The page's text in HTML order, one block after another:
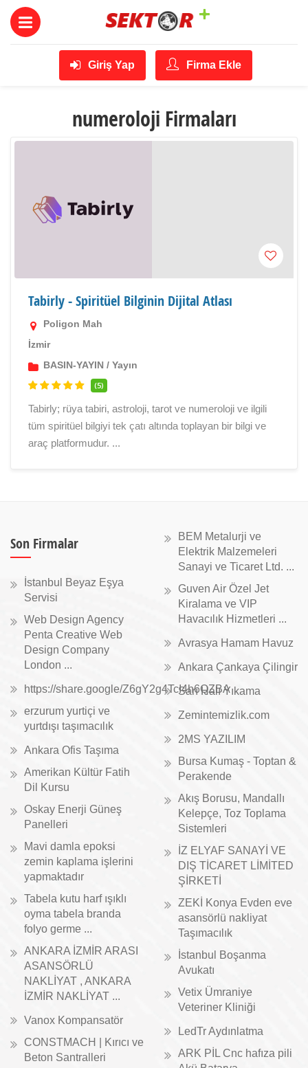
Giriş Yap Firma Ekle
numeroloji Firmaları
Tabirly - Spiritüel Bilginin Dijital Atlası
Poligon Mah
İzmir
BASIN-YAYIN / Yayın
(5)
Tabirly; rüya tabiri, astroloji, tarot ve numeroloji ve ilgili
tüm spiritüel bilgiyi tek çatı altında toplayan bir bilgi ve
araç platformudur. ...
Son Firmalar
İstanbul Beyaz Eşya
Servisi
Web Design Agency
Penta Creative Web
Design Company
London ...
https://share.google/Z6gY2g4TcI4h6QZBA
erzurum yurtiçi ve
yurtdışı taşımacılık
Ankara Ofis Taşıma
Amerikan Kültür Fatih
Dil Kursu
Oskay Enerji Güneş
Panelleri
Mavi damla epoksi
zemin kaplama işlerini
yapmaktadır
Tabela kutu harf ışıklı
oyma tabela branda
folyo germe ...
ANKARA İZMİR ARASI
ASANSÖRLÜ
NAKLİYAT , ANKARA
İZMİR NAKLİYAT ...
Vanox Kompansatör
CONSTMACH | Kırıcı ve
Beton Santralleri
BEM Metalurji ve
Elektrik Malzemeleri
Sanayi ve Ticaret Ltd. ...
Guven Air Özel Jet
Kiralama ve VIP
Havacılık Hizmetleri ...
Avrasya Hamam Havuz
Ankara Çankaya Çilingir
Sarı Halı Yıkama
Zemintemizlik.com
2MS YAZILIM
Bursa Kumaş - Toptan &
Perakende
Akış Borusu, Mandallı
Kelepçe, Toz Toplama
Sistemleri
İZ ELYAF SANAYİ VE
DIŞ TİCARET LİMİTED
ŞİRKETİ
ZEKİ Konya Evden eve
asansörlü nakliyat
Taşımacılık
İstanbul Boşanma
Avukatı
Vetix Ümraniye
Veteriner Kliniği
LedTr Aydınlatma
ARK PİL Cnc hafıza pili